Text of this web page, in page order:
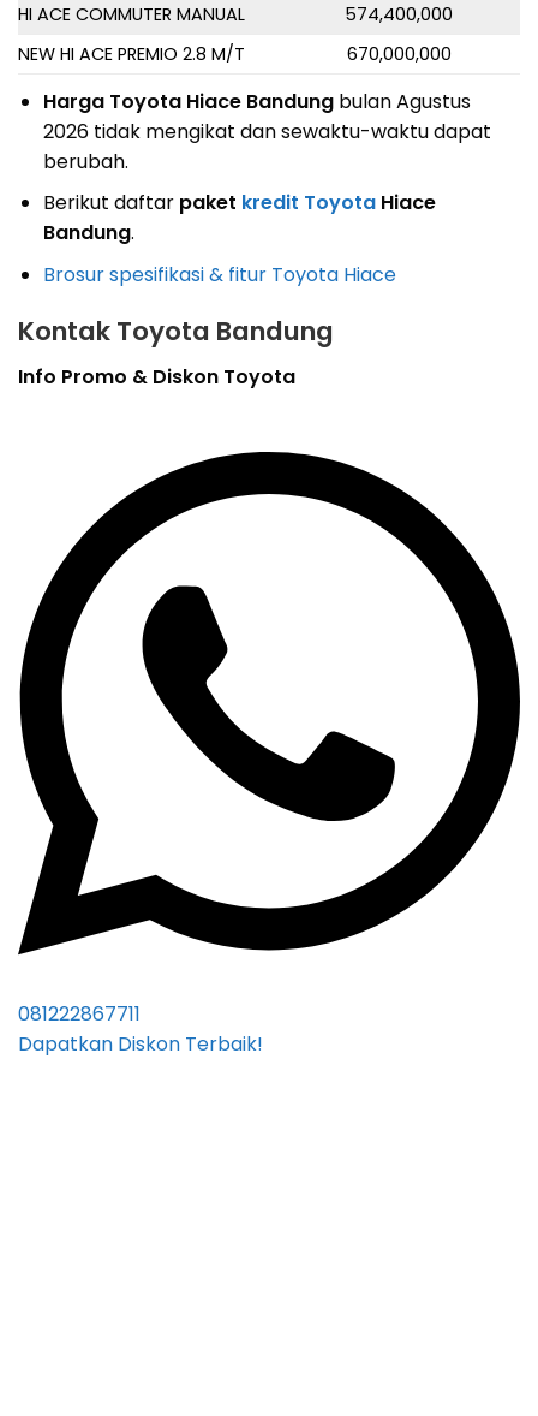
HI ACE COMMUTER MANUAL
574,400,000
NEW HI ACE PREMIO 2.8 M/T
670,000,000
Harga Toyota Hiace Bandung bulan Agustus
2026 tidak mengikat dan sewaktu-waktu dapat
berubah.
Berikut daftar paket kredit ToyotaHiace
Bandung.
Brosur spesifikasi & fitur Toyota Hiace
Kontak Toyota Bandung
Info Promo & Diskon Toyota
081222867711
Dapatkan Diskon Terbaik!